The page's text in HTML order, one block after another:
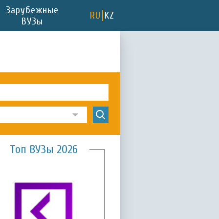
Зарубежные
ВУЗы
RU KZ
Топ ВУЗы 2026